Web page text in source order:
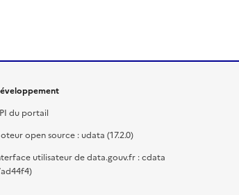
du portail
open source : udata (17.2.0)
utilisateur de data.gouv.fr : cdata